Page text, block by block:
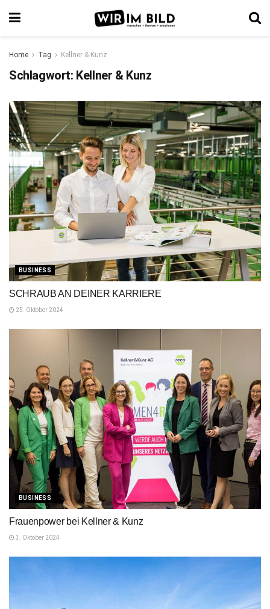
Home Tag Kellner & Kunz
Schlagwort: Kellner & Kunz
BUSINESS
SCHRAUB AN DEINER KARRIERE
25. Oktober 2024
BUSINESS
Frauenpower bei Kellner & Kunz
3. Oktober 2024